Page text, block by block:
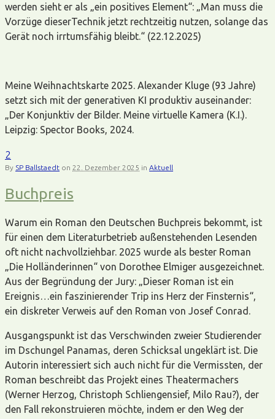
werden sieht er als „ein positives Element“: „Man muss die
Vorzüge dieserTechnik jetzt rechtzeitig nutzen, solange das
Gerät noch irrtumsfähig bleibt.“ (22.12.2025)
Meine Weihnachtskarte 2025. Alexander Kluge (93 Jahre)
setzt sich mit der generativen KI produktiv auseinander:
„Der Konjunktiv der Bilder. Meine virtuelle Kamera (K.I.).
Leipzig: Spector Books, 2024.
2
By SP Ballstaedt on 22. Dezember 2025 in Aktuell
Buchpreis
Warum ein Roman den Deutschen Buchpreis bekommt, ist
für einen dem Literaturbetrieb außenstehenden Lesenden
oft nicht nachvollziehbar. 2025 wurde als bester Roman
„Die Holländerinnen“ von Dorothee Elmiger ausgezeichnet.
Aus der Begründung der Jury: „Dieser Roman ist ein
Ereignis…ein faszinierender Trip ins Herz der Finsternis“,
ein diskreter Verweis auf den Roman von Josef Conrad.
Ausgangspunkt ist das Verschwinden zweier Studierender
im Dschungel Panamas, deren Schicksal ungeklärt ist. Die
Autorin interessiert sich auch nicht für die Vermissten, der
Roman beschreibt das Projekt eines Theatermachers
(Werner Herzog, Christoph Schliengensief, Milo Rau?), der
den Fall rekonstruieren möchte, indem er den Weg der